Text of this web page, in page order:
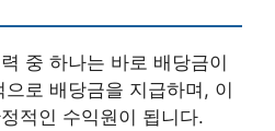
중 하나는 바로 배당금이
로 배당금을 지급하며, 이
적인 수익원이 됩니다.